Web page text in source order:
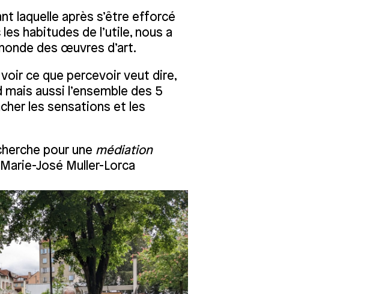
laquelle après s’être efforcé
habitudes de l’utile, nous a
des œuvres d’art.
ce que percevoir veut dire,
aussi l’ensemble des 5
les sensations et les
pour une médiation
José Muller-Lorca